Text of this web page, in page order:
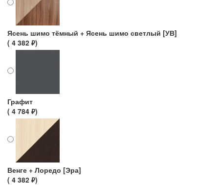
Ясень шимо тёмный + Ясень шимо светлый [УВ]
( 4 382 ₽)
Графит
( 4 784 ₽)
Венге + Лоредо [Эра]
( 4 382 ₽)